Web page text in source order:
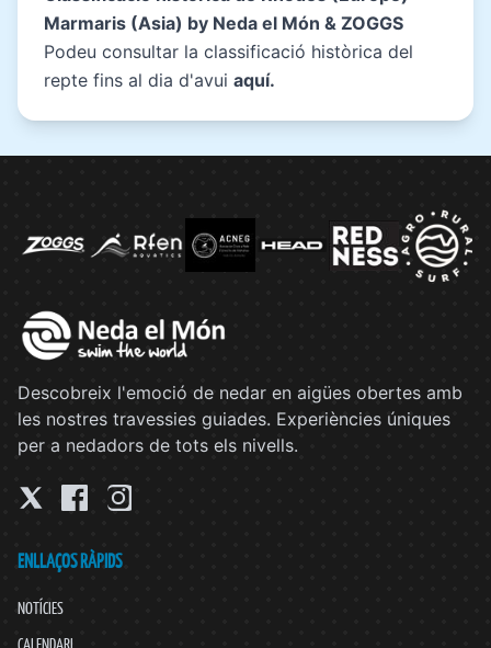
Marmaris (Asia) by Neda el Món & ZOGGS
Podeu consultar la classificació històrica del
repte fins al dia d'avui aquí.
Descobreix l'emoció de nedar en aigües obertes amb
les nostres travessies guiades. Experiències úniques
per a nedadors de tots els nivells.
ENLLAÇOS RÀPIDS
NOTÍCIES